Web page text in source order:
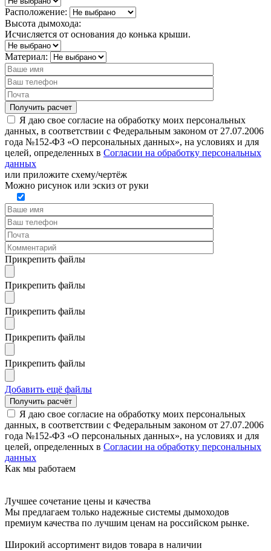
Расположение:
Высота дымохода:
Исчисляется от основания до конька крыши.
Материал:
Я даю свое согласие на обработку моих персональных
данных, в соответствии с Федеральным законом от 27.07.2006
года №152-ФЗ «О персональных данных», на условиях и для
целей, определенных в Согласии на обработку персональных
данных
или приложите схему/чертёж
Можно рисунок или эскиз от руки
Прикрепить файлы
Прикрепить файлы
Прикрепить файлы
Прикрепить файлы
Прикрепить файлы
Добавить ещё файлы
Я даю свое согласие на обработку моих персональных
данных, в соответствии с Федеральным законом от 27.07.2006
года №152-ФЗ «О персональных данных», на условиях и для
целей, определенных в Согласии на обработку персональных
данных
Как мы работаем
Лучшее сочетание цены и качества
Мы предлагаем только надежные системы дымоходов
премиум качества по лучшим ценам на российском рынке.
Широкий ассортимент видов товара в наличии